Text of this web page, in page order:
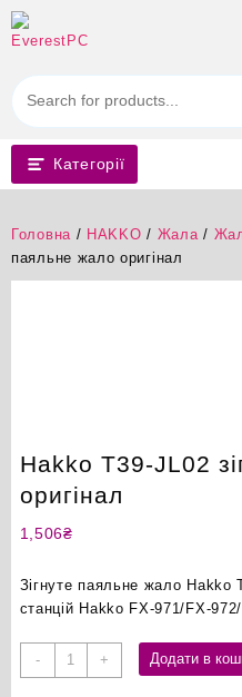
Перейти
до
Категорії
Головна / HAKKO / Жала /
паяльне жало оригінал
Hakko T39-JL02
оригінал
1,506₴
Зігнуте паяльне жало
станцій Hakko FX-971/FX-
-
Hakko
T39-
+ Додати в